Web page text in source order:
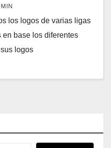
los logos de varias ligas
base los diferentes
logos